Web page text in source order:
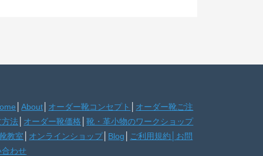
│About オーダー靴コンセプト
オーダー靴ご注
方法
オーダー靴価格 │靴・革小物のワークショップ
教室
オンラインショップ│ Blog ご利用規約
お問
合わせ